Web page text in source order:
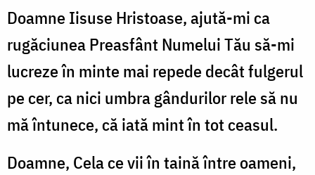
Doamne Iisuse Hristoase, ajută-mi ca
rugăciunea Preasfânt Numelui Tău să-mi
lucreze în minte mai repede decât fulgerul
pe cer, ca nici umbra gândurilor rele să nu
mă întunece, că iată mint în tot ceasul.
Doamne, Cela ce vii în taină între oameni,